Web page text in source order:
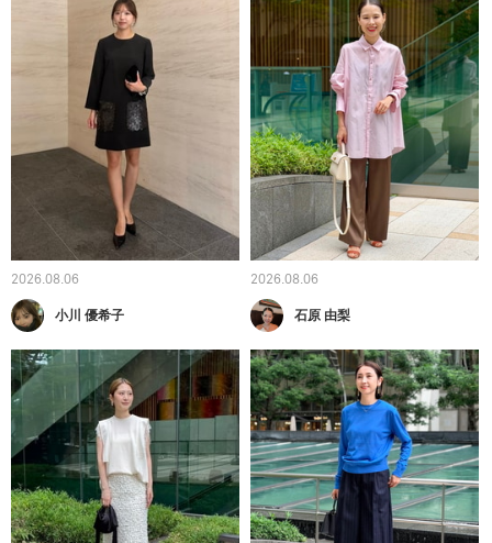
2026.08.06
小川 優希子
2026.08.06
石原 由梨